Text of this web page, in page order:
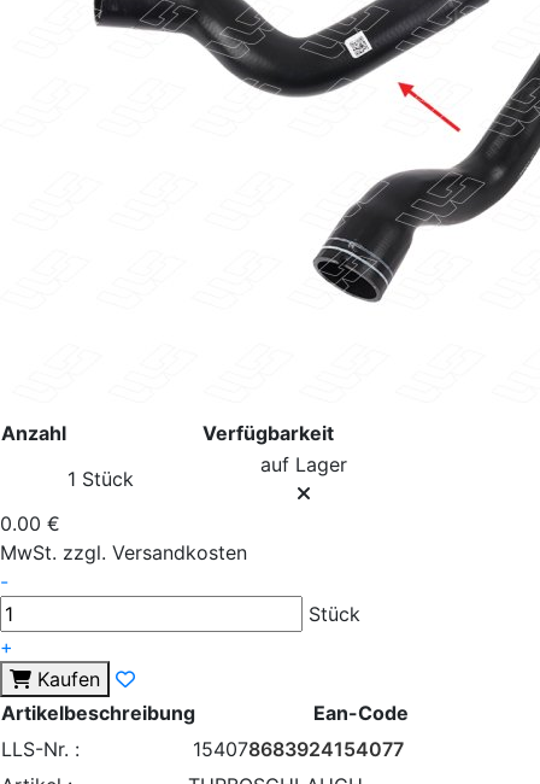
Anzahl
Verfügbarkeit
1 Stück
auf Lager
0.00 €
MwSt. zzgl. Versandkosten
-
Stück
+
Kaufen
Artikelbeschreibung
Ean-Code
LLS-Nr. :
154078683924154077